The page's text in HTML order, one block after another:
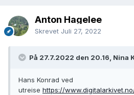
Anton Hagelee
Skrevet Juli 27, 2022
På 27.7.2022 den 20.16, Nina
Hans Konrad ved
utreise https://